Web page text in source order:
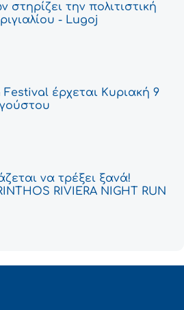
την πολιτιστική
- Lugoj
έρχεται Κυριακή 9
να τρέξει ξανά!
RIVIERA NIGHT RUN